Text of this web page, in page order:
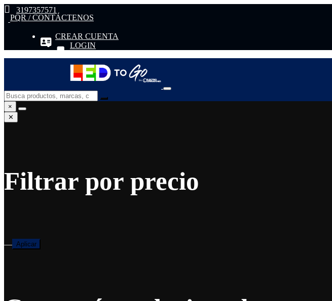
3197357571
PQR / CONTÁCTENOS
CREAR CUENTA
LOGIN
×
✕
Filtrar por precio
— Aplicar